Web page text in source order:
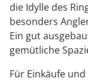
die Idylle des
besonders
Ein gut
gemütliche
Für Einkäufe